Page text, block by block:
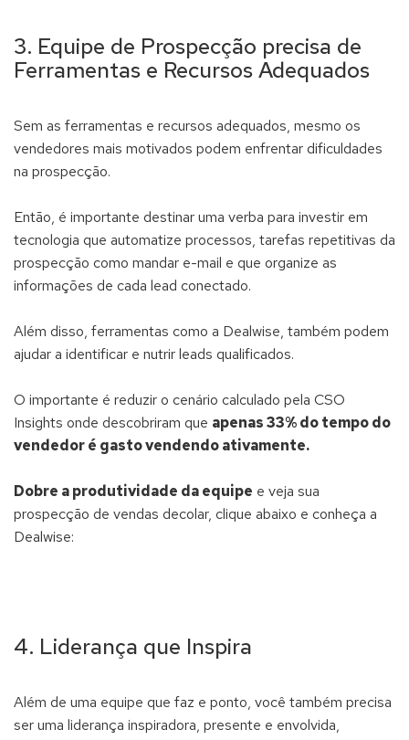
3. Equipe de Prospecção precisa de
Ferramentas e Recursos Adequados
Sem as ferramentas e recursos adequados, mesmo os
vendedores mais motivados podem enfrentar dificuldades
na prospecção.
Então, é importante destinar uma verba para investir em
tecnologia que automatize processos, tarefas repetitivas da
prospecção como mandar e-mail e que organize as
informações de cada lead conectado.
Além disso, ferramentas como a Dealwise, também podem
ajudar a identificar e nutrir leads qualificados.
O importante é reduzir o cenário calculado pela CSO
Insights onde descobriram que apenas 33% do tempo do
vendedor é gasto vendendo ativamente.
Dobre a produtividade da equipe e veja sua
prospecção de vendas decolar, clique abaixo e conheça a
Dealwise:
4. Liderança que Inspira
Além de uma equipe que faz e ponto, você também precisa
ser uma liderança inspiradora, presente e envolvida,